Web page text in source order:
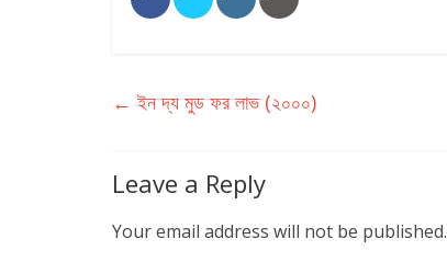
← ইন দ্য মুড ফর লাভ (২০০০)
Leave a Reply
Your email address will not be published.